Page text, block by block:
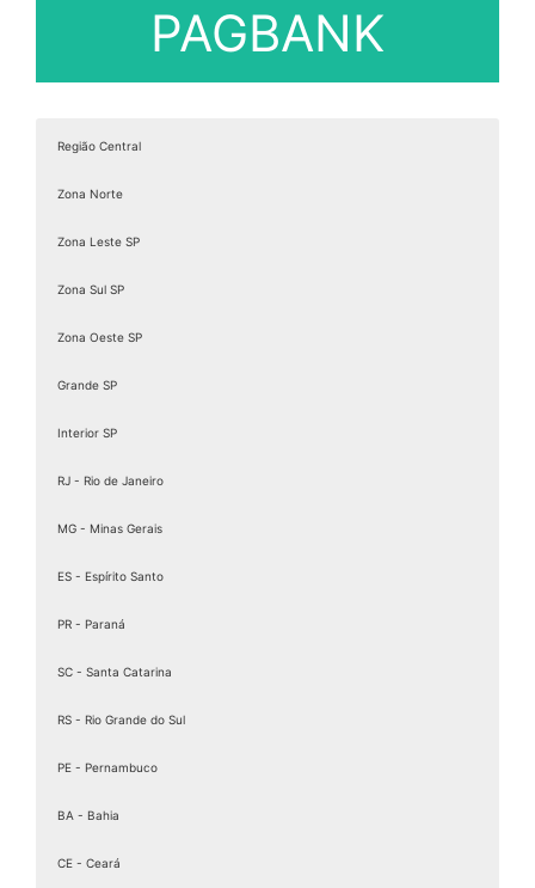
PAGBANK
Região Central
Zona Norte
Zona Leste SP
Zona Sul SP
Zona Oeste SP
Grande SP
Interior SP
RJ - Rio de Janeiro
MG - Minas Gerais
ES - Espírito Santo
PR - Paraná
SC - Santa Catarina
RS - Rio Grande do Sul
PE - Pernambuco
BA - Bahia
CE - Ceará